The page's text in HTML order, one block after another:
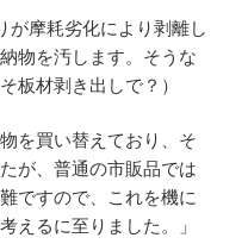
摩耗劣化により剥離し
物を汚します。そうな
板材剥き出しで？）
を買い替えており、そ
が、普通の市販品では
ですので、これを機に
えるに至りました。」